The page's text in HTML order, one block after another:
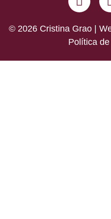
© 2026 Cristina Grao |
Política